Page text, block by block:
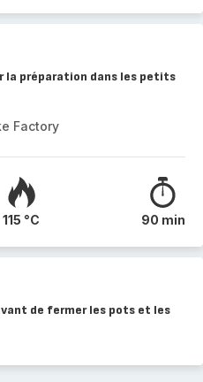
la préparation dans les petits
Factory
115 °C 90 min
de fermer les pots et les